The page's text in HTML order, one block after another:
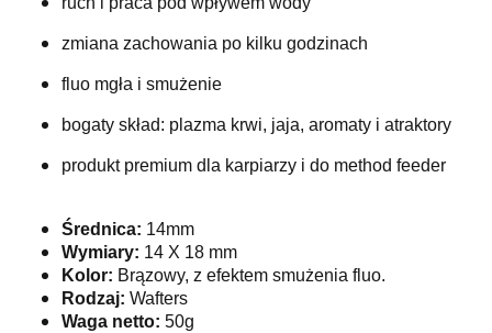
zmiana zachowania po kilku godzinach
fluo mgła i smużenie
bogaty skład: plazma krwi, jaja, aromaty i atraktory
produkt premium dla karpiarzy i do method feeder
Średnica: 14mm
Wymiary: 14 X 18 mm
Kolor: Brązowy, z efektem smużenia fluo.
Rodzaj: Wafters
Waga netto: 50g